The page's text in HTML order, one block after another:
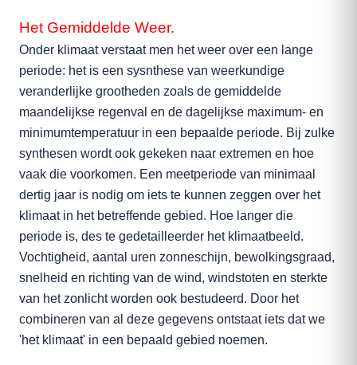
Het Gemiddelde Weer.
Onder klimaat verstaat men het weer over een lange
periode: het is een sysnthese van weerkundige
veranderlijke grootheden zoals de gemiddelde
maandelijkse regenval en de dagelijkse maximum- en
minimumtemperatuur in een bepaalde periode. Bij zulke
synthesen wordt ook gekeken naar extremen en hoe
vaak die voorkomen. Een meetperiode van minimaal
dertig jaar is nodig om iets te kunnen zeggen over het
klimaat in het betreffende gebied. Hoe langer die
periode is, des te gedetailleerder het klimaatbeeld.
Vochtigheid, aantal uren zonneschijn, bewolkingsgraad,
snelheid en richting van de wind, windstoten en sterkte
van het zonlicht worden ook bestudeerd. Door het
combineren van al deze gegevens ontstaat iets dat we
'het klimaat' in een bepaald gebied noemen.